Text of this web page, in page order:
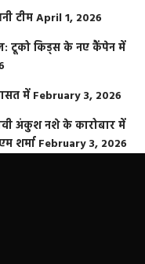
टीमApril 1, 2026
टूको किड्स के नए कैंपेन में
में February 3, 2026
अंकुश नशे के कारोबार में
शर्मा February 3, 2026